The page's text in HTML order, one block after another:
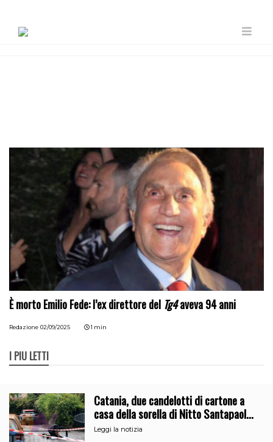
È morto Emilio Fede: l’ex direttore del Tg4aveva 94 anni
Redazione 02/09/2025 1 min
I PIÙ LETTI
Catania, due candelotti di cartone a
casa della sorella di Nitto Santapaola.
Le indagini
Leggi la notizia